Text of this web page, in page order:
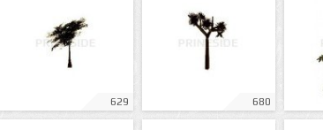
629 680